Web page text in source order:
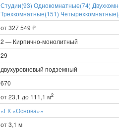
Студии(93) Однокомнатные(74)
Трехкомнатные(151)
от 327 549 ₽
2 — Кирпично-монолитный
29
двухуровневый подземный
670
от 23,1 до 111,1 м2
«ГК «Основа»»
от 3,1 м